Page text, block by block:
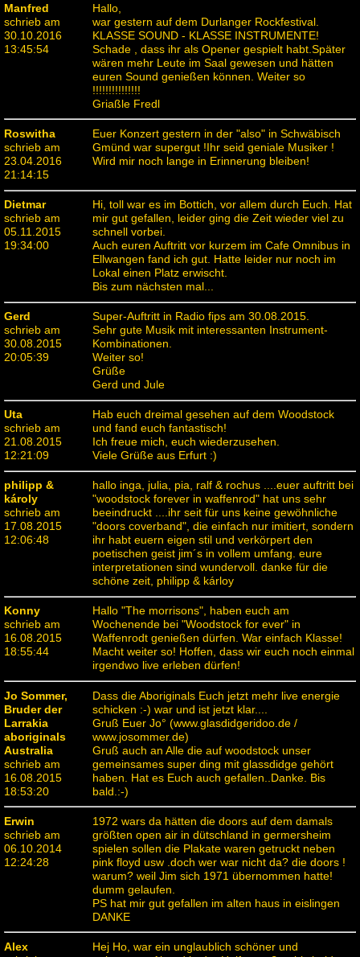
Manfred
schrieb am
30.10.2016
13:45:54
Hallo,
war gestern auf dem Durlanger Rockfestival.
KLASSE SOUND - KLASSE INSTRUMENTE!
Schade , dass ihr als Opener gespielt habt.Später
wären mehr Leute im Saal gewesen und hätten
euren Sound genießen können. Weiter so
!!!!!!!!!!!!!!!
Griaßle Fredl
Roswitha
schrieb am
23.04.2016
21:14:15
Euer Konzert gestern in der "also" in Schwäbisch
Gmünd war supergut !Ihr seid geniale Musiker !
Wird mir noch lange in Erinnerung bleiben!
Dietmar
schrieb am
05.11.2015
19:34:00
Hi, toll war es im Bottich, vor allem durch Euch. Hat
mir gut gefallen, leider ging die Zeit wieder viel zu
schnell vorbei.
Auch euren Auftritt vor kurzem im Cafe Omnibus in
Ellwangen fand ich gut. Hatte leider nur noch im
Lokal einen Platz erwischt.
Bis zum nächsten mal...
Gerd
schrieb am
30.08.2015
20:05:39
Super-Auftritt in Radio fips am 30.08.2015.
Sehr gute Musik mit interessanten Instrument-
Kombinationen.
Weiter so!
Grüße
Gerd und Jule
Uta
schrieb am
21.08.2015
12:21:09
Hab euch dreimal gesehen auf dem Woodstock
und fand euch fantastisch!
Ich freue mich, euch wiederzusehen.
Viele Grüße aus Erfurt :)
philipp &
károly
schrieb am
17.08.2015
12:06:48
hallo inga, julia, pia, ralf & rochus ....euer auftritt bei
"woodstock forever in waffenrod" hat uns sehr
beeindruckt ....ihr seit für uns keine gewöhnliche
"doors coverband", die einfach nur imitiert, sondern
ihr habt euern eigen stil und verkörpert den
poetischen geist jim´s in vollem umfang. eure
interpretationen sind wundervoll. danke für die
schöne zeit, philipp & kárloy
Konny
schrieb am
16.08.2015
18:55:44
Hallo "The morrisons", haben euch am
Wochenende bei "Woodstock for ever" in
Waffenrodt genießen dürfen. War einfach Klasse!
Macht weiter so! Hoffen, dass wir euch noch einmal
irgendwo live erleben dürfen!
Jo Sommer,
Bruder der
Larrakia
aboriginals
Australia
schrieb am
16.08.2015
18:53:20
Dass die Aboriginals Euch jetzt mehr live energie
schicken :-) war und ist jetzt klar....
Gruß Euer Jo° (www.glasdidgeridoo.de /
www.josommer.de)
Gruß auch an Alle die auf woodstock unser
gemeinsames super ding mit glassdidge gehört
haben. Hat es Euch auch gefallen..Danke. Bis
bald.:-)
Erwin
schrieb am
06.10.2014
12:24:28
1972 wars da hätten die doors auf dem damals
größten open air in dütschland in germersheim
spielen sollen die Plakate waren getruckt neben
pink floyd usw .doch wer war nicht da? die doors !
warum? weil Jim sich 1971 übernommen hatte!
dumm gelaufen.
PS hat mir gut gefallen im alten haus in eislingen
DANKE
Alex
Hej Ho, war ein unglaublich schöner und